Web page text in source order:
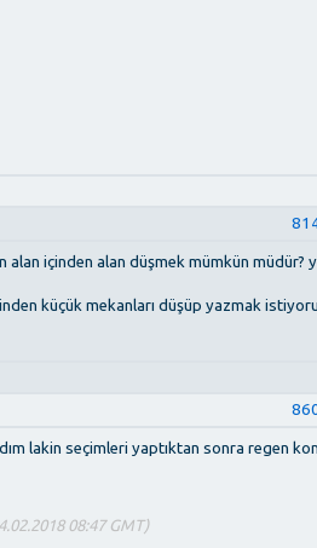
alan içinden alan düşmek mümkün
küçük mekanları düşüp yazmak
lakin seçimleri yaptıktan sonra regen
08:47 GMT)